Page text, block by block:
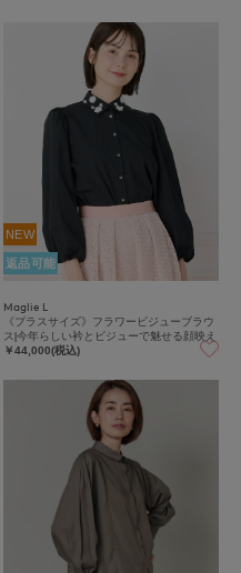
NEW
返品可能
Maglie L
《プラスサイズ》フラワービジューブラウ
ス|今年らしい衿とビジューで魅せる顔映え
￥44,000(税込)